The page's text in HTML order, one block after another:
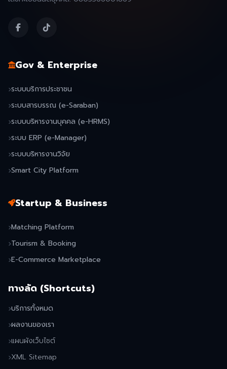
Gov & Enterprise
ระบบบริการประชาชน
ระบบสารบรรณ (e-Saraban)
ระบบบริหารงานบุคคล (e-HRMS)
ระบบ ERP (e-Manager)
ระบบบริหารงานวิจัย
Smart City Platform
Startup & Business
Matching Platform
Tourism & Booking
E-Commerce Marketplace
ทางลัด (Shortcuts)
บริการทั้งหมด
ผลงานของเรา
แผนผังเว็บไซต์
XML Sitemap